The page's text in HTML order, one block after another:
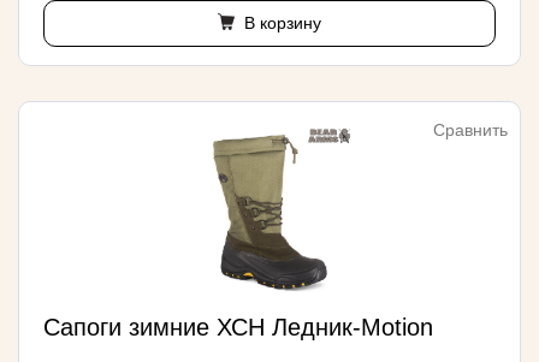
В корзину
Сравнить
Сапоги зимние ХСН Ледник-Motion